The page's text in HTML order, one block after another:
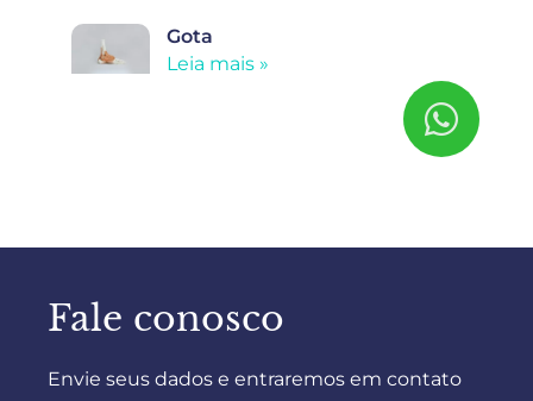
Gota
Leia mais »
Fale conosco
Envie seus dados e entraremos em contato